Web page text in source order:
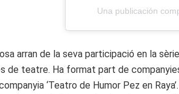
Una publicación
arran de la seva participació en la
teatre. Ha format part de companyies
‘Teatro de Humor Pez en